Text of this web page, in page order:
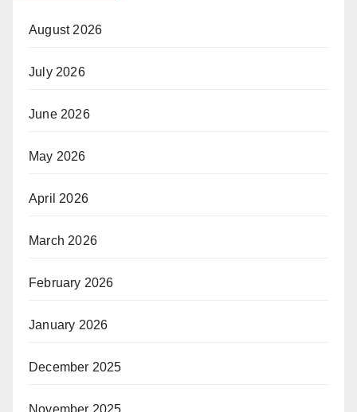
August 2026
July 2026
June 2026
May 2026
April 2026
March 2026
February 2026
January 2026
December 2025
November 2025